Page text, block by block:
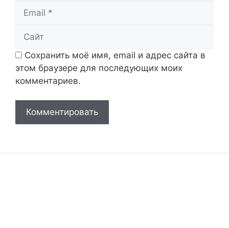
Сохранить моё имя, email и адрес сайта в
этом браузере для последующих моих
комментариев.